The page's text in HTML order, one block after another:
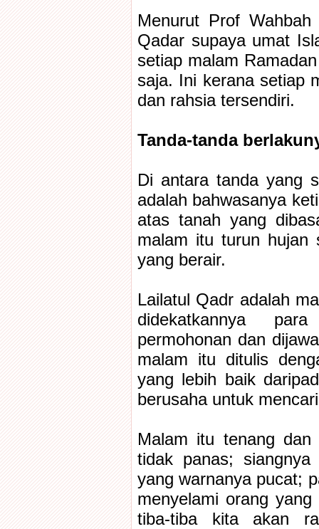
Menurut Prof
Qadar supaya umat
setiap malam
saja. Ini kerana setiap
dan rahsia tersendiri.
Tanda-tanda
Di antara tanda yang
adalah bahwasanya
atas tanah yang
malam itu turun hujan
yang berair.
Lailatul Qadr adalah
didekatkannya
permohonan dan
malam itu ditulis
yang lebih baik
berusaha untuk
Malam itu tenang dan
tidak panas;
yang warnanya pucat;
menyelami orang
tiba-tiba kita akan